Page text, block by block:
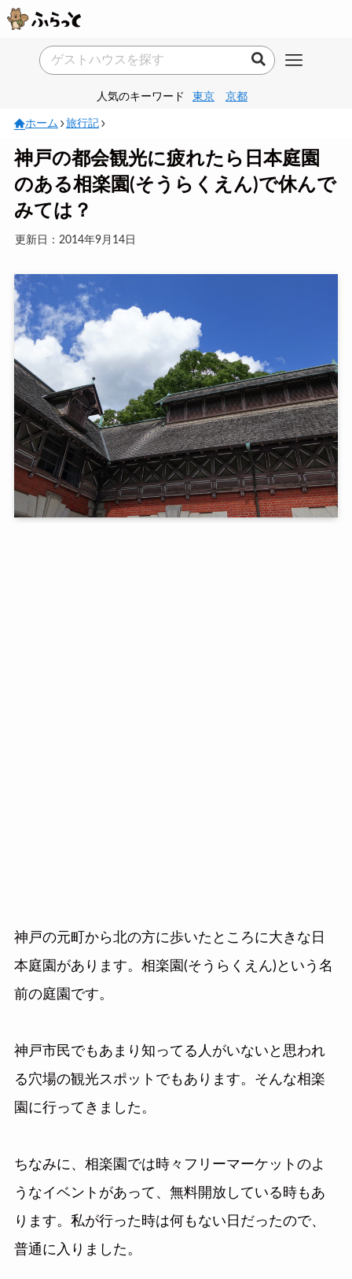
人気のキーワード 東京 京都
ホーム 旅行記
神戸の都会観光に疲れたら日本庭園
のある相楽園(そうらくえん)で休んで
みては？
更新日：2014年9月14日
神戸の元町から北の方に歩いたところに大きな日
本庭園があります。相楽園(そうらくえん)という名
前の庭園です。
神戸市民でもあまり知ってる人がいないと思われ
る穴場の観光スポットでもあります。そんな相楽
園に行ってきました。
ちなみに、相楽園では時々フリーマーケットのよ
うなイベントがあって、無料開放している時もあ
ります。私が行った時は何もない日だったので、
普通に入りました。